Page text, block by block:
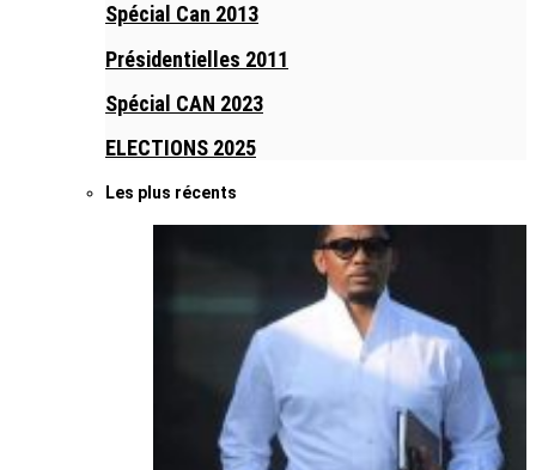
Spécial Can 2013
Présidentielles 2011
Spécial CAN 2023
ELECTIONS 2025
Les plus récents